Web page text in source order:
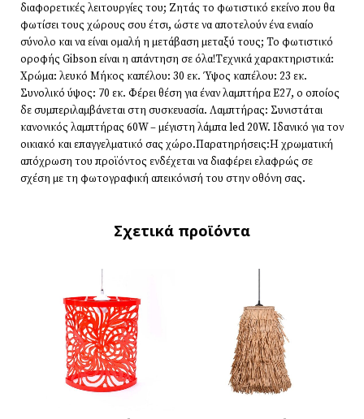
διαφορετικές λειτουργίες του; Ζητάς το φωτιστικό εκείνο που θα
φωτίσει τους χώρους σου έτσι, ώστε να αποτελούν ένα ενιαίο
σύνολο και να είναι ομαλή η μετάβαση μεταξύ τους; Το φωτιστικό
οροφής Gibson είναι η απάντηση σε όλα!Τεχνικά χαρακτηριστικά:
Χρώμα: λευκό Μήκος καπέλου: 30 εκ. Ύψος καπέλου: 23 εκ.
Συνολικό ύψος: 70 εκ. Φέρει θέση για έναν λαμπτήρα Ε27, ο οποίος
δε συμπεριλαμβάνεται στη συσκευασία. Λαμπτήρας: Συνιστάται
κανονικός λαμπτήρας 60W – μέγιστη λάμπα led 20W. Ιδανικό για τον
οικιακό και επαγγελματικό σας χώρο.Παρατηρήσεις:Η χρωματική
απόχρωση του προϊόντος ενδέχεται να διαφέρει ελαφρώς σε
σχέση με τη φωτογραφική απεικόνισή του στην οθόνη σας.
Σχετικά προϊόντα